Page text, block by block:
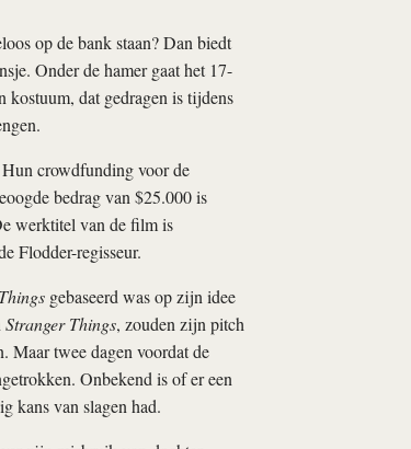
op de bank staan? Dan biedt
Onder de hamer gaat het 17-
dat gedragen is tijdens
crowdfunding voor de
bedrag van $25.000 is
werktitel van de film is
Flodder-regisseur.
gebaseerd was op zijn idee
Stranger Things, zouden zijn pitch
Maar twee dagen voordat de
Onbekend is of er een
kans van slagen had.